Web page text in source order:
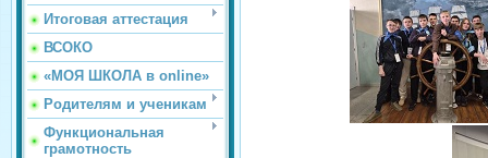
Итоговая аттестация
ВСОКО
«МОЯ ШКОЛА в online»
Родителям и ученикам
Функциональная
грамотность